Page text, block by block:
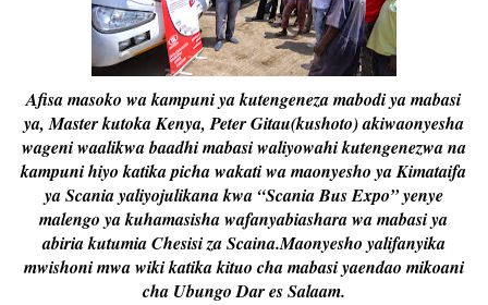
Afisa masoko wa kampuni ya kutengeneza mabodi ya mabasi
ya, Master kutoka Kenya, Peter Gitau(kushoto) akiwaonyesha
wageni waalikwa baadhi mabasi waliyowahi kutengenezwa na
kampuni hiyo katika picha wakati wa maonyesho ya Kimataifa
ya Scania yaliyojulikana kwa “Scania Bus Expo” yenye
malengo ya kuhamasisha wafanyabiashara wa mabasi ya
abiria kutumia Chesisi za Scaina.Maonyesho yalifanyika
mwishoni mwa wiki katika kituo cha mabasi yaendao mikoani
cha Ubungo Dar es Salaam.